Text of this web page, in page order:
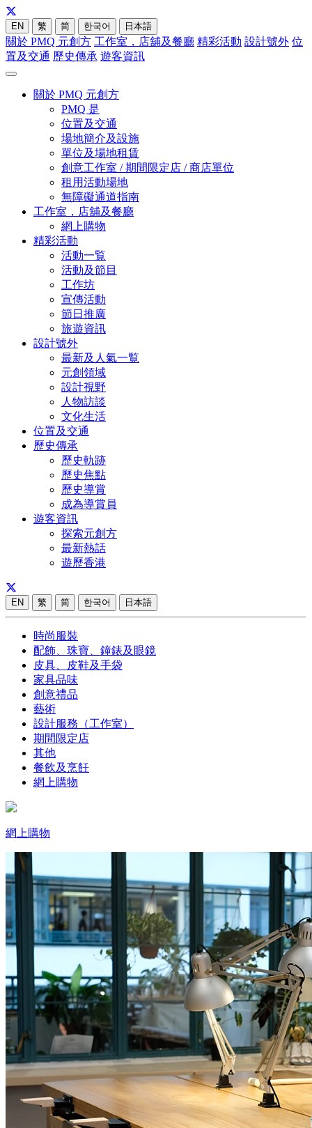
EN 繁 简 한국어 日本語
關於 PMQ 元創方 工作室，店舖及餐廳 精彩活動 設計號外 位
置及交通 歷史傳承 遊客資訊
關於 PMQ 元創方
PMQ 是
位置及交通
場地簡介及設施
單位及場地租賃
創意工作室 / 期間限定店 / 商店單位
租用活動場地
無障礙通道指南
工作室，店舖及餐廳
網上購物
精彩活動
活動一覧
活動及節目
工作坊
宣傳活動
節日推廣
旅遊資訊
設計號外
最新及人氣一覧
元創領域
設計視野
人物訪談
文化生活
位置及交通
歷史傳承
歷史軌跡
歷史焦點
歷史導賞
成為導賞員
遊客資訊
探索元創方
最新熱話
遊歷香港
EN 繁 简 한국어 日本語
時尚服裝
配飾、珠寶、鐘錶及眼鏡
皮具、皮鞋及手袋
家具品味
創意禮品
藝術
設計服務（工作室）
期間限定店
其他
餐飲及烹飪
網上購物
網上購物